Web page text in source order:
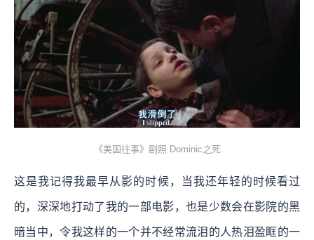
《美国往事》剧照 Dominic之死
这是我记得我最早从影的时候，当我还年轻的时候看过
的，深深地打动了我的一部电影，也是少数会在影院的黑
暗当中，令我这样的一个并不经常流泪的人热泪盈眶的一